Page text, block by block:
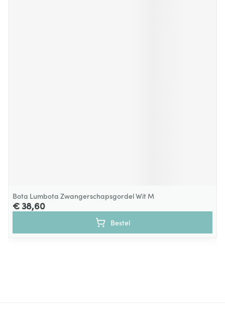
Bota Lumbota Zwangerschapsgordel Wit M
€ 38,60
Bestel